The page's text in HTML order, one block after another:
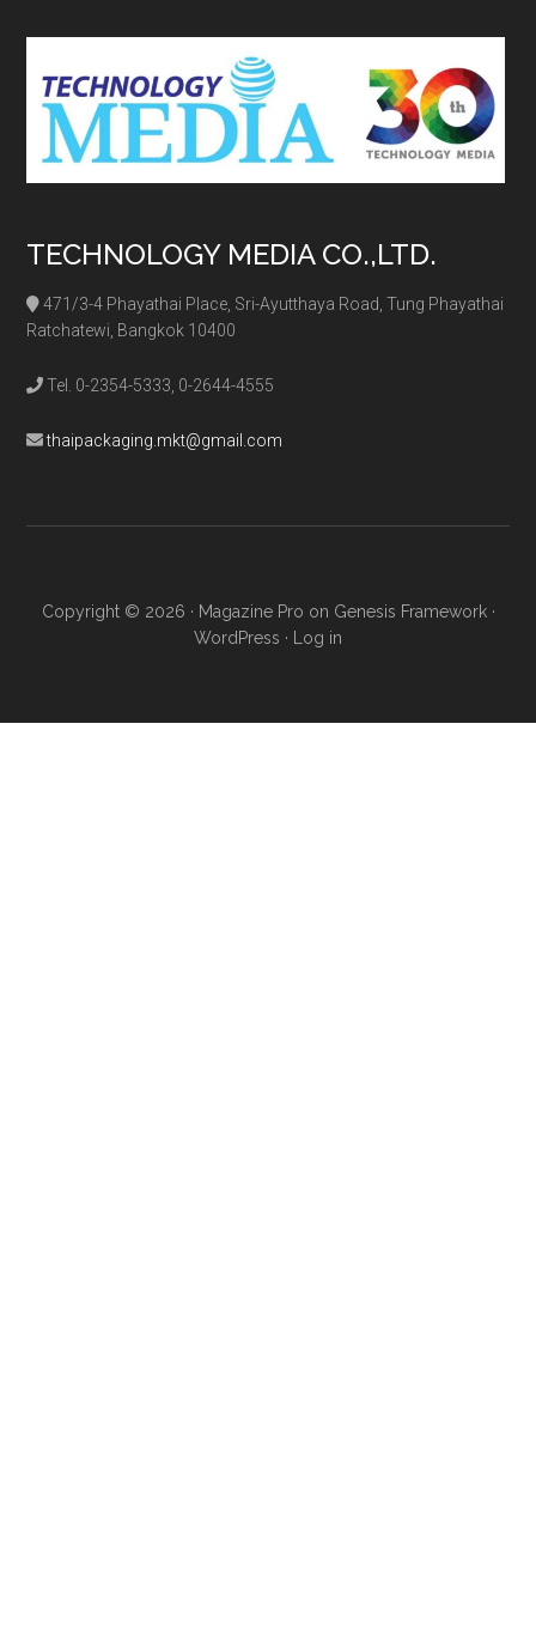
TECHNOLOGY MEDIA CO.,LTD.
471/3-4 Phayathai Place, Sri-Ayutthaya Road, Tung Phayathai
Ratchatewi, Bangkok 10400
Tel. 0-2354-5333, 0-2644-4555
thaipackaging.mkt@gmail.com
Copyright © 2026 · Magazine Pro on Genesis Framework·
WordPress · Log in